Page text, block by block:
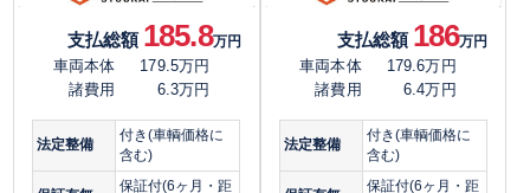
支払総額 185.8万円
車両本体
179.5万円
諸費用
6.3万円
法定整備
付き(車輌価格に
含む)
保証付(6ヶ月・距
支払総額 186万円
車両本体
179.6万円
諸費用
6.4万円
法定整備
付き(車輌価格に
含む)
保証付(6ヶ月・距